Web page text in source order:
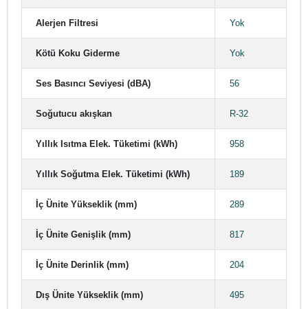
Alerjen Filtresi Yok
Kötü Koku Giderme Yok
Ses Basıncı Seviyesi (dBA) 56
Soğutucu akışkan R-32
Yıllık Isıtma Elek. Tüketimi (kWh) 958
Yıllık Soğutma Elek. Tüketimi (kWh) 189
İç Ünite Yükseklik (mm) 289
İç Ünite Genişlik (mm) 817
İç Ünite Derinlik (mm) 204
Dış Ünite Yükseklik (mm) 495